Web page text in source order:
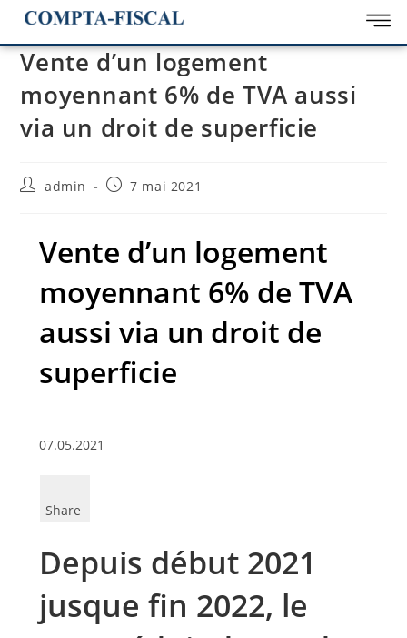
Vente d’un logement
moyennant 6% de TVA aussi
via un droit de superficie
admin 7 mai 2021
Vente d’un logement
moyennant 6% de TVA
aussi via un droit de
superficie
07.05.2021
Share
Depuis début 2021
jusque fin 2022, le